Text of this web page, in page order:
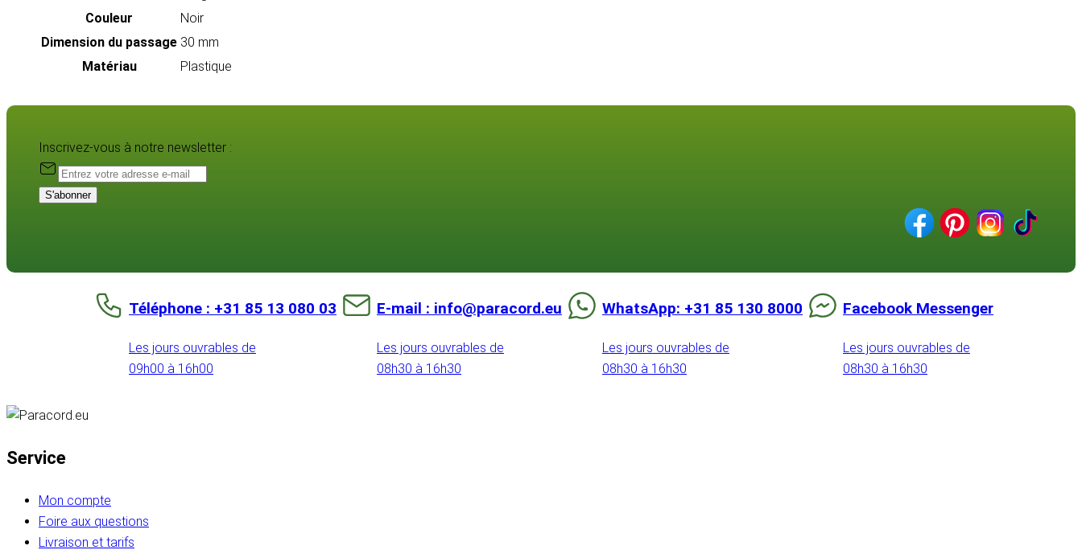
Couleur
Noir
Dimension du passage 30 mm
Matériau
Plastique
Inscrivez-vous à notre newsletter :
S'abonner
Téléphone : +31 85 13 080 03
Les jours ouvrables de
09h00 à 16h00
E-mail : info@paracord.eu
Les jours ouvrables de
08h30 à 16h30
WhatsApp: +31 85 130 8000
Les jours ouvrables de
08h30 à 16h30
Facebook Messenger
Les jours ouvrables de
08h30 à 16h30
Service
Mon compte
Foire aux questions
Livraison et tarifs